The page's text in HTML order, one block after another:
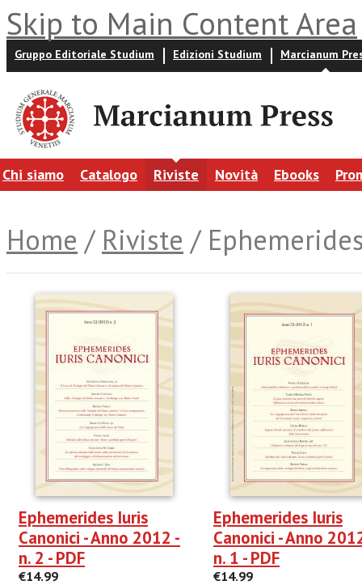
Skip to Main Content Area
Gruppo Editoriale Studium Edizioni Studium Marcianum
Chi siamo Catalogo Riviste Novità Ebooks
Home / Riviste /
Ephemerides Iuris
Canonici - Anno 2012 -
n. 2 - PDF
€14.99
Ephemerides Iuris
Canonici - Anno
n. 1 - PDF
€14.99